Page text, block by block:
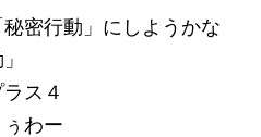
密行動」にしようかな
ス４
わー